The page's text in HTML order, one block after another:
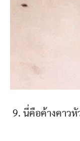
9. นี่คือค้างคาว